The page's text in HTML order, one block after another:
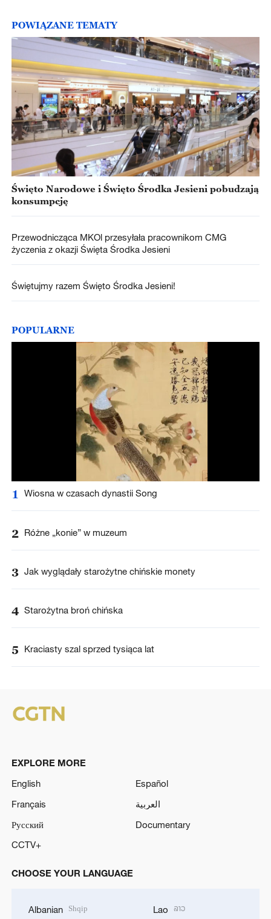
POWIĄZANE TEMATY
Święto Narodowe i Święto Środka Jesieni pobudzają
konsumpcję
Przewodnicząca MKOl przesyłała pracownikom CMG
życzenia z okazji Święta Środka Jesieni
Świętujmy razem Święto Środka Jesieni!
POPULARNE
1 Wiosna w czasach dynastii Song
2 Różne „konie” w muzeum
3 Jak wyglądały starożytne chińskie monety
4 Starożytna broń chińska
5 Kraciasty szal sprzed tysiąca lat
EXPLORE MORE
English
Español
Français
العربية
Русский
Documentary
CCTV+
CHOOSE YOUR LANGUAGE
Albanian Shqip Lao ລາວ